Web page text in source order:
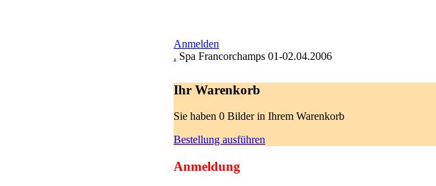
Anmelden
. Spa Francorchamps 01-02.04.2006
Ihr Warenkorb
Sie haben 0 Bilder in Ihrem Warenkorb
Bestellung ausführen
Anmeldung